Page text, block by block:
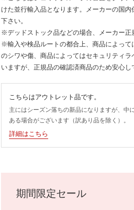
けた並行輸入品となります。メーカーの国
下さい。
※デッドストック品などの場合、メーカー正
※輸入や検品ルートの都合上、商品によっ
のシワや傷、商品によってはセキュリティ
いますが、正規品の確認済商品のため安心し
こちらはアウトレット品です。
主にはシーズン落ちの新品になりますが、中
ある場合がございます（訳あり品を除く）。
詳細はこちら
期間限定セール